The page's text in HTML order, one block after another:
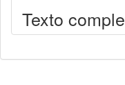
Texto